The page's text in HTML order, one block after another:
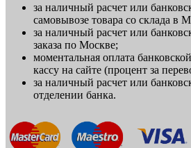
за наличный расчет или
самовывозе товара со склада в
за наличный расчет или
заказа по Москве;
моментальная оплата
кассу на сайте (процент за
за наличный расчет или
отделении банка.